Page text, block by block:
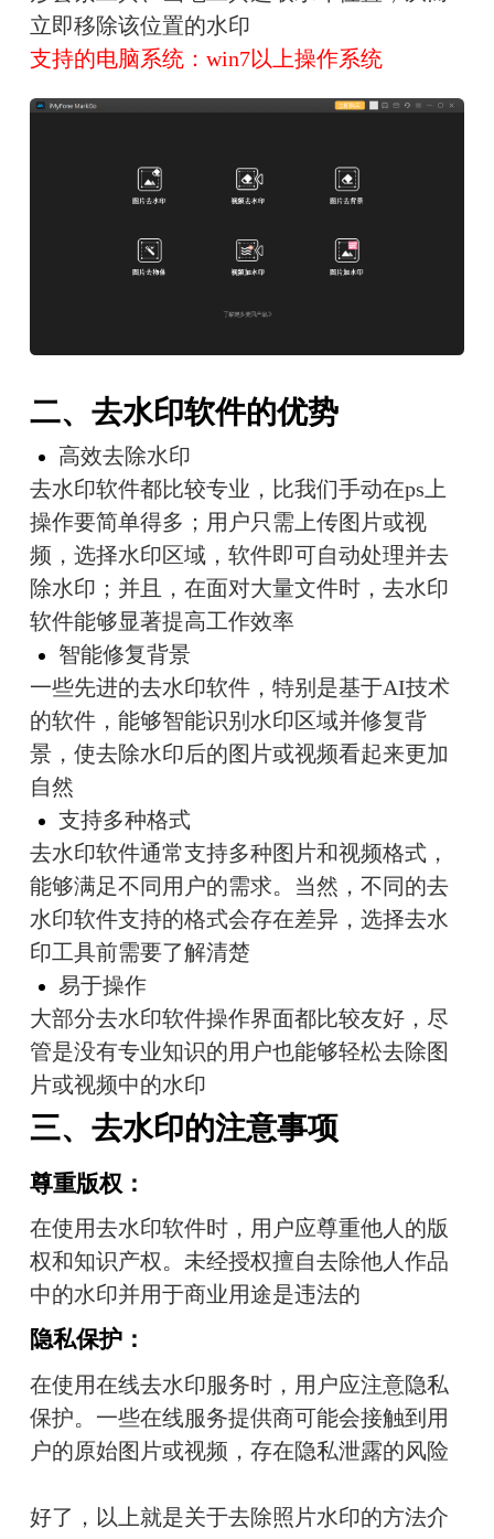
立即移除该位置的水印
支持的电脑系统：win7以上操作系统
二、去水印软件的优势
高效去除水印
去水印软件都比较专业，比我们手动在ps上
操作要简单得多；用户只需上传图片或视
频，选择水印区域，软件即可自动处理并去
除水印；并且，在面对大量文件时，去水印
软件能够显著提高工作效率
智能修复背景
一些先进的去水印软件，特别是基于AI技术
的软件，能够智能识别水印区域并修复背
景，使去除水印后的图片或视频看起来更加
自然
支持多种格式
去水印软件通常支持多种图片和视频格式，
能够满足不同用户的需求。当然，不同的去
水印软件支持的格式会存在差异，选择去水
印工具前需要了解清楚
易于操作
大部分去水印软件操作界面都比较友好，尽
管是没有专业知识的用户也能够轻松去除图
片或视频中的水印
三、去水印的注意事项
尊重版权：
在使用去水印软件时，用户应尊重他人的版
权和知识产权。未经授权擅自去除他人作品
中的水印并用于商业用途是违法的
隐私保护：
在使用在线去水印服务时，用户应注意隐私
保护。一些在线服务提供商可能会接触到用
户的原始图片或视频，存在隐私泄露的风险
好了，以上就是关于去除照片水印的方法介